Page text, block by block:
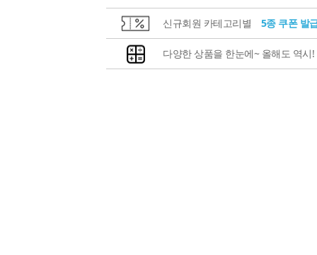
신규회원 카테고리별 5종 쿠폰 발
다양한 상품을 한눈에~ 올해도 역시!